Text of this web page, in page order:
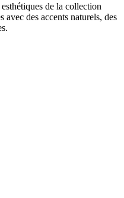
de la collection
avec des accents naturels, des